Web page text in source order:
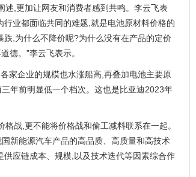
述,更加让网友和消费者感到共鸣。李云飞表
业都面临共同的难题,就是电池原材料价格的
,为什么不降价呢?为什么没有在产品的定价
德。”李云飞表示。
家企业的规模也水涨船高,再叠加电池主要原
年前明显低一个档次。这也是比亚迪2023年
战,更不能将价格战和偷工减料联系在一起。
新能源汽车产品的高品质、高质量和高技术
应链成本、规模,以及技术迭代等因素综合作